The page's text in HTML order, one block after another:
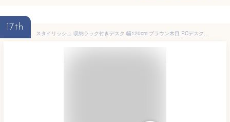
17th
スタイリッシュ 収納ラック付きデスク 幅120cm ブラウン木目 PCデスク 棚付き 引き出し収納付き おしゃれオシャレ モダンPCラック シェルフ付きデスク 木製 塩系インテリア 送料無料 送料込み 新生活